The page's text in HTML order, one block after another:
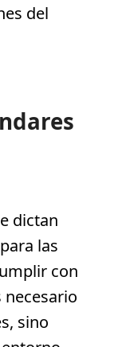
del
dictan
las
con
necesario
sino